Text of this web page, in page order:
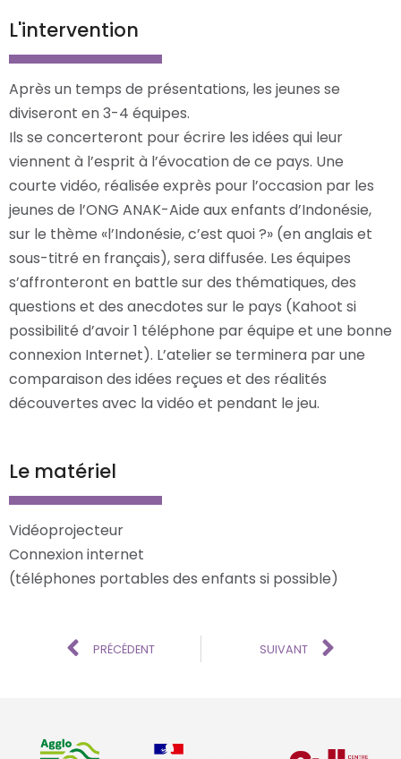
L'intervention
Après un temps de présentations, les jeunes se
diviseront en 3-4 équipes.
Ils se concerteront pour écrire les idées qui leur
viennent à l’esprit à l’évocation de ce pays. Une
courte vidéo, réalisée exprès pour l’occasion par les
jeunes de l’ONG ANAK-Aide aux enfants d’Indonésie,
sur le thème «l’Indonésie, c’est quoi ?» (en anglais et
sous-titré en français), sera diffusée. Les équipes
s’affronteront en battle sur des thématiques, des
questions et des anecdotes sur le pays (Kahoot si
possibilité d’avoir 1 téléphone par équipe et une bonne
connexion Internet). L’atelier se terminera par une
comparaison des idées reçues et des réalités
découvertes avec la vidéo et pendant le jeu.
Le matériel
Vidéoprojecteur
Connexion internet
(téléphones portables des enfants si possible)
PRÉCÉDENT SUIVANT